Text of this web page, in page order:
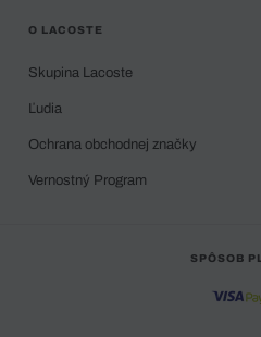
O LACOSTE
Skupina Lacoste
Ľudia
Ochrana obchodnej značky
Vernostný Program
SPÔSOB